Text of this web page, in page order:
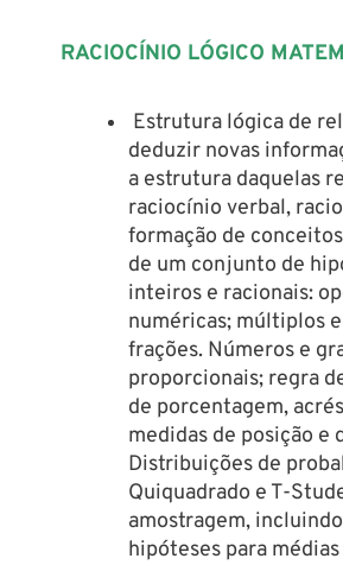
RACIOCÍNIO LÓGICO
Estrutura lógica de
deduzir novas
a estrutura daquelas
raciocínio verbal,
formação de
de um conjunto de
inteiros e racionais:
numéricas; múltiplos
frações. Números e
proporcionais; regra
de porcentagem,
medidas de posição e
Distribuições de
Quiquadrado e T-
amostragem,
hipóteses para